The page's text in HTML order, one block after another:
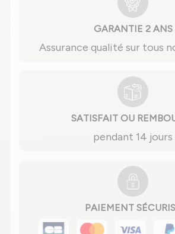
GARANTIE 2 ANS
Assurance qualité sur tous
SATISFAIT OU
pendant 14 jours
PAIEMENT